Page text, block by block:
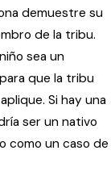
demuestre su
de la tribu.
sea un
que la tribu
Si hay una
ser un nativo
como un caso de